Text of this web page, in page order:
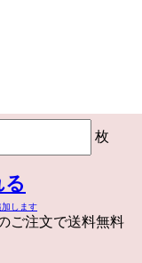
枚
加します
ご注文で送料無料